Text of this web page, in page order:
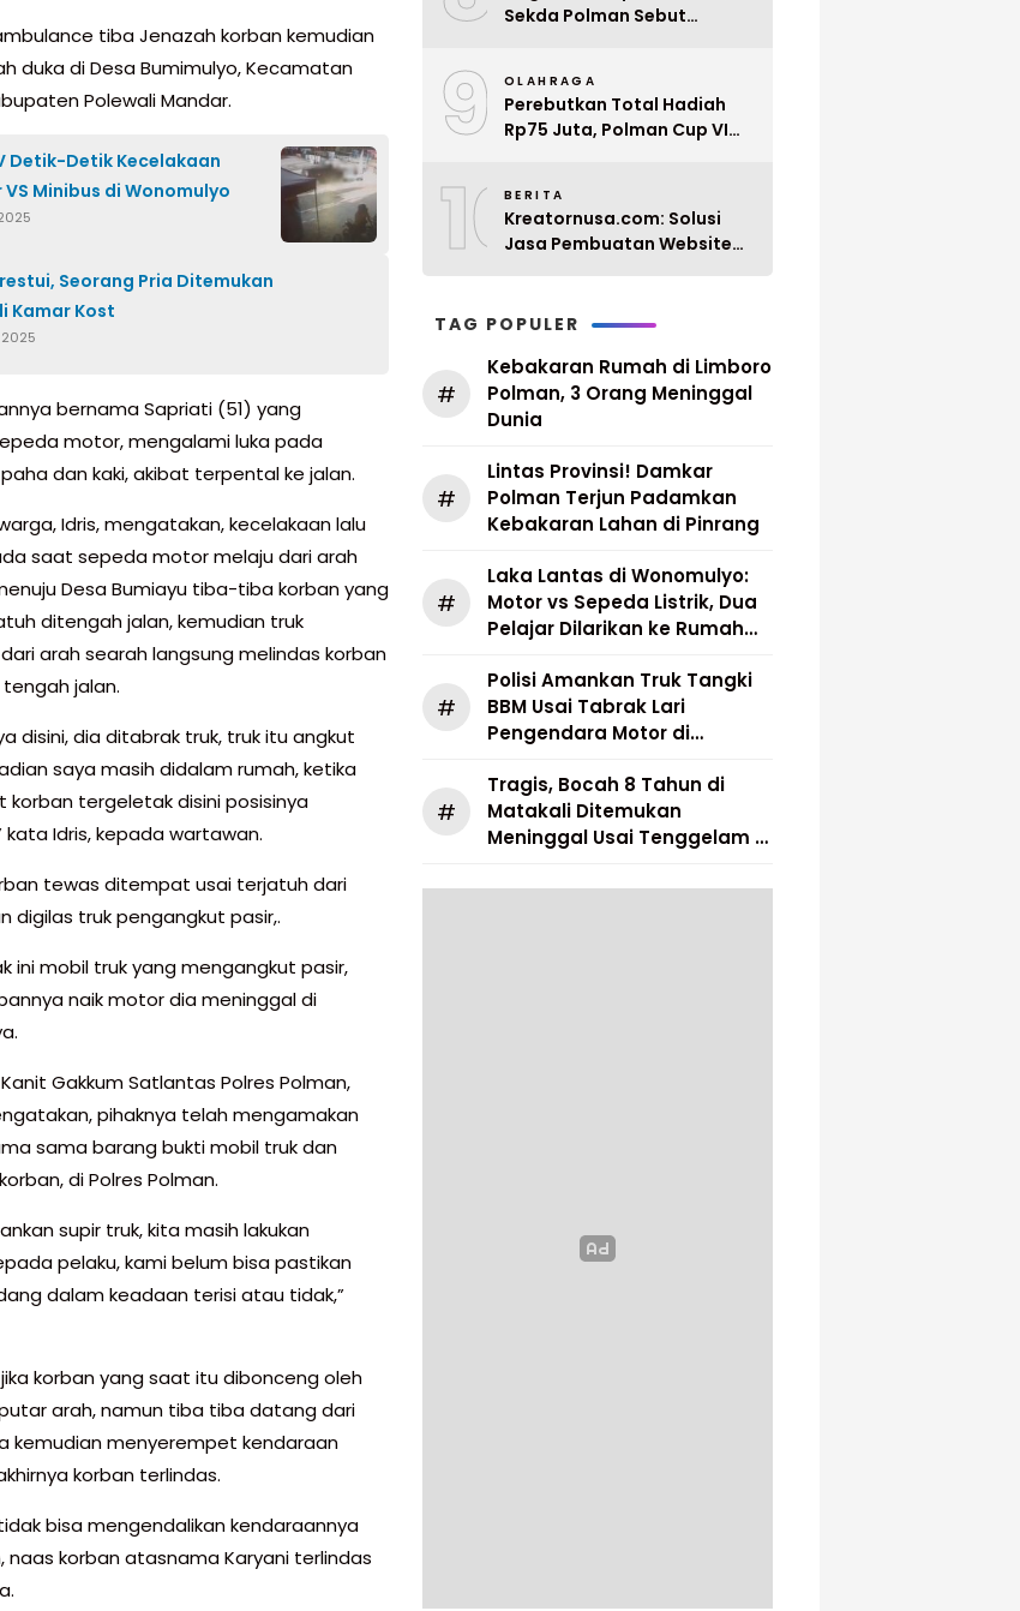
tiba Jenazah korban kemudian
duka di Desa Bumimulyo, Kecamatan
Polewali Mandar.
Detik-Detik Kecelakaan
Minibus di Wonomulyo
Seorang Pria Ditemukan
Kamar Kost
bernama Sapriati (51) yang
motor, mengalami luka pada
dan kaki, akibat terpental ke jalan.
Idris, mengatakan, kecelakaan lalu
saat sepeda motor melaju dari arah
Desa Bumiayu tiba-tiba korban yang
ditengah jalan, kemudian truk
arah searah langsung melindas korban
jalan.
disini, dia ditabrak truk, truk itu angkut
saya masih didalam rumah, ketika
korban tergeletak disini posisinya
kata Idris, kepada wartawan.
tewas ditempat usai terjatuh dari
digilas truk pengangkut pasir,.
ini mobil truk yang mengangkut pasir,
naik motor dia meninggal di
Gakkum Satlantas Polres Polman,
pihaknya telah mengamakan
sama barang bukti mobil truk dan
di Polres Polman.
supir truk, kita masih lakukan
pelaku, kami belum bisa pastikan
dalam keadaan terisi atau tidak,”
korban yang saat itu dibonceng oleh
arah, namun tiba tiba datang dari
kemudian menyerempet kendaraan
korban terlindas.
bisa mengendalikan kendaraannya
naas korban atasnama Karyani terlindas
Sekda Polman Sebut
Ditunda
9 OLAHRAGA
Perebutkan Total Hadiah
Rp75 Juta, Polman Cup VI
10BERITA
Kreatornusa.com: Solusi
Jasa Pembuatan Website
TAG POPULER
#
Kebakaran Rumah di Limboro
Polman, 3 Orang Meninggal
Dunia
#
Lintas Provinsi! Damkar
Polman Terjun Padamkan
Kebakaran Lahan di Pinrang
#
Laka Lantas di Wonomulyo:
Motor vs Sepeda Listrik, Dua
Pelajar Dilarikan ke Rumah
#
Polisi Amankan Truk Tangki
BBM Usai Tabrak Lari
Pengendara Motor di
#
Tragis, Bocah 8 Tahun di
Matakali Ditemukan
Meninggal Usai Tenggelam di